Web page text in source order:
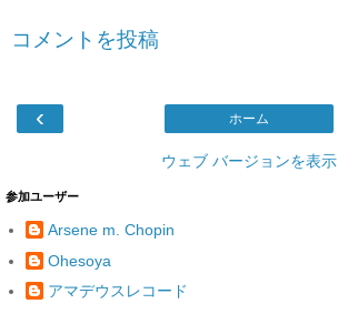
コメントを投稿
‹ ホーム
ウェブ バージョンを表示
参加ユーザー
Arsene m. Chopin
Ohesoya
アマデウスレコード